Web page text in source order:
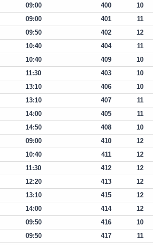
09:00 400 10
09:00 401 11
09:50 402 12
10:40 404 11
10:40 409 10
11:30 403 10
13:10 406 10
13:10 407 11
14:00 405 11
14:50 408 10
09:00 410 12
10:40 411 12
11:30 412 12
12:20 413 12
13:10 415 12
14:00 414 12
09:50 416 10
09:50 417 11